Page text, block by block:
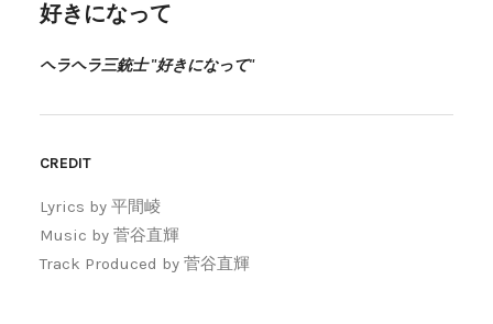
好きになって
ヘラヘラ三銃士 "好きになって"
CREDIT
Lyrics by 平間崚
Music by 菅谷直輝
Track Produced by 菅谷直輝